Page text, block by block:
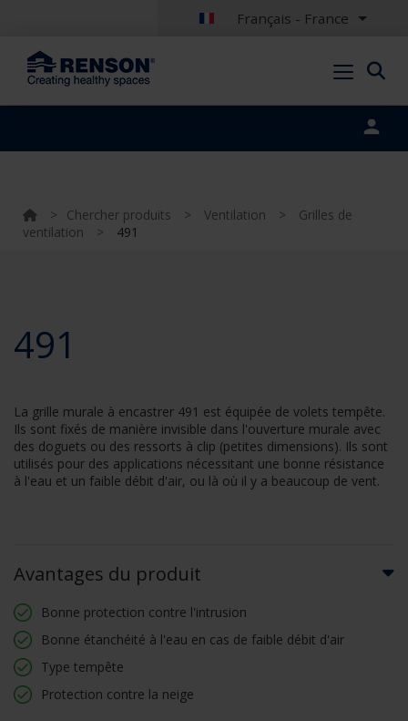
Français - France
> Chercher produits > Ventilation >
Grilles de
ventilation
> 491
491
La grille murale à encastrer 491 est équipée de volets tempête.
Ils sont fixés de manière invisible dans l'ouverture murale avec
des doguets ou des ressorts à clip (petites dimensions). Ils sont
utilisés pour des applications nécessitant une bonne résistance
à l'eau et un faible débit d'air, ou là où il y a beaucoup de vent.
Avantages du produit
Bonne protection contre l'intrusion
Bonne étanchéité à l'eau en cas de faible débit d'air
Type tempête
Protection contre la neige